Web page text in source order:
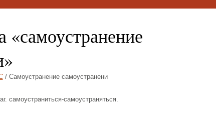
«самоустранение
/ Самоустранение самоустранени
самоустраниться-самоустраняться.